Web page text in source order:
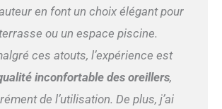
profiter du soleil. L'oreiller
soulage la fatigue du dos.
🌷【ASSEMBLAGE
FACILE】Chaque partie est
selon les instructions
détaillées, vous pouvez
en font un choix élégant pour
ou un espace piscine.
ces atouts, l’expérience est
inconfortable des oreillers,
de l’utilisation. De plus, j’ai